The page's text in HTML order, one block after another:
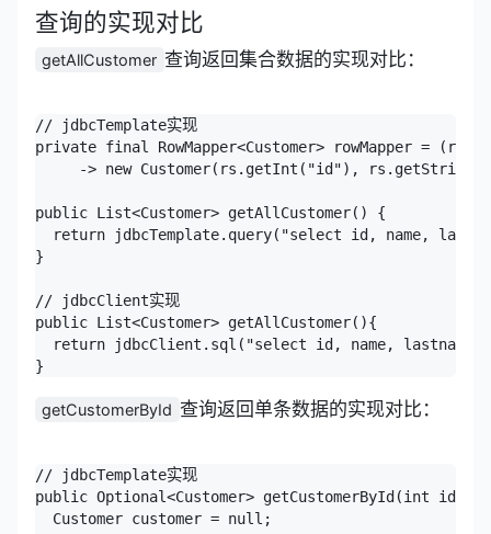
查询的实现对比
getAllCustomer 查询返回集合数据的实现对比：
// jdbcTemplate实现
private final RowMapper<Customer> rowMapper = (rs,
-> new Customer(rs.getInt("id"),
public List<Customer> getAllCustomer() {
return jdbcTemplate.query("select id, name,
}
// jdbcClient实现
public List<Customer> getAllCustomer(){
return jdbcClient.sql("select id, name,
getCustomerById 查询返回单条数据的实现对比：
// jdbcTemplate实现
public Optional<Customer> getCustomerById(int id) {
  Customer customer = null;